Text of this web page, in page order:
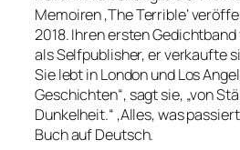
Memoiren ‚The Terrible‘
2018. Ihren ersten
als Selfpublisher, er verkaufte
Sie lebt in London und Los
Geschichten“, sagt sie, „von
Dunkelheit.“ ‚Alles, was
Buch auf Deutsch.